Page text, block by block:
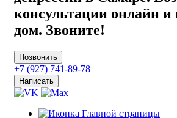
консультации онлайн и
дом. Звоните!
Позвонить
+7 (927) 741-89-78
Написать